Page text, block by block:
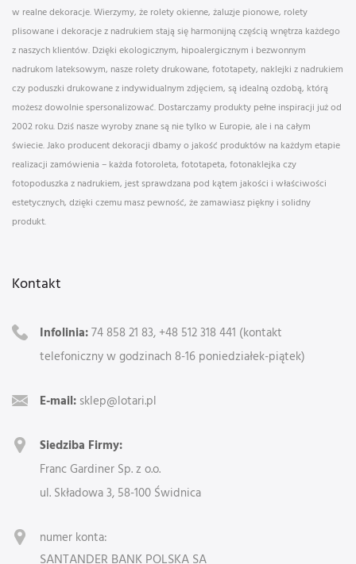
w realne dekoracje. Wierzymy, że rolety okienne, żaluzje pionowe, rolety
plisowane i dekoracje z nadrukiem stają się harmonijną częścią wnętrza każdego
z naszych klientów. Dzięki ekologicznym, hipoalergicznym i bezwonnym
nadrukom lateksowym, nasze rolety drukowane, fototapety, naklejki z nadrukiem
czy poduszki drukowane z indywidualnym zdjęciem, są idealną ozdobą, którą
możesz dowolnie spersonalizować. Dostarczamy produkty pełne inspiracji już od
2002 roku. Dziś nasze wyroby znane są nie tylko w Europie, ale i na całym
świecie. Jako producent dekoracji dbamy o jakość produktów na każdym etapie
realizacji zamówienia – każda fotoroleta, fototapeta, fotonaklejka czy
fotopoduszka z nadrukiem, jest sprawdzana pod kątem jakości i właściwości
estetycznych, dzięki czemu masz pewność, że zamawiasz piękny i solidny
produkt.
Kontakt
Infolinia:74 858 21 83, +48 512 318 441 (kontakt
telefoniczny w godzinach 8-16 poniedziałek-piątek)
E-mail: sklep@lotari.pl
Siedziba Firmy:
Franc Gardiner Sp. z o.o.
ul. Składowa 3, 58-100 Świdnica
numer konta:
SANTANDER BANK POLSKA SA